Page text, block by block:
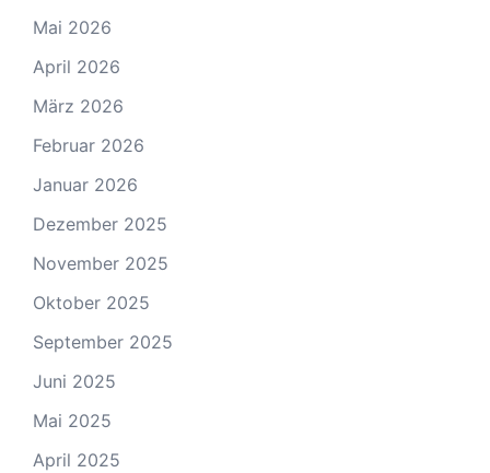
Mai 2026
April 2026
März 2026
Februar 2026
Januar 2026
Dezember 2025
November 2025
Oktober 2025
September 2025
Juni 2025
Mai 2025
April 2025